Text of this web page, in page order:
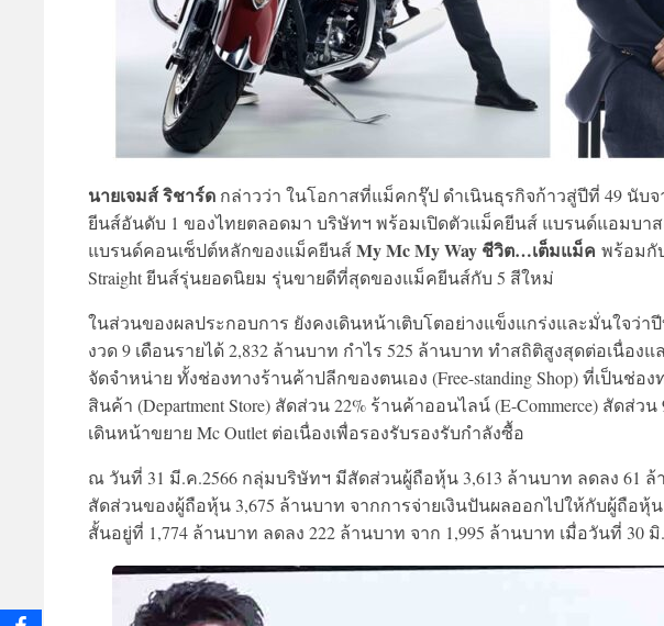
นายเจมส์ ริชาร์ด กล่าวว่า ในโอกาสที่แม็คกรุ๊ป ดำเนินธุรกิจก้าวสู่ปีที่ 49 นับจ
ยีนส์อันดับ 1 ของไทยตลอดมา บริษัทฯ พร้อมเปิดตัวแม็คยีนส์ แบรนด์แอมบาส
แบรนด์คอนเซ็ปต์หลักของแม็คยีนส์My Mc My Way ชีวิต…เต็มแม็ค พร้อมกั
Straight ยีนส์รุ่นยอดนิยม รุ่นขายดีที่สุดของแม็คยีนส์กับ 5 สีใหม่
ในส่วนของผลประกอบการ ยังคงเดินหน้าเติบโตอย่างแข็งแกร่งและมั่นใจว่า
งวด 9 เดือนรายได้ 2,832 ล้านบาท กำไร 525 ล้านบาท ทำสถิติสูงสุดต่อเนื่อ
จัดจำหน่าย ทั้งช่องทางร้านค้าปลีกของตนเอง (Free-standing Shop) ที่เป็นช่
สินค้า (Department Store) สัดส่วน 22% ร้านค้าออนไลน์ (E-Commerce) สัดส่
เดินหน้าขยาย Mc Outlet ต่อเนื่องเพื่อรองรับรองรับกำลังซื้อ
ณ วันที่ 31 มี.ค.2566 กลุ่มบริษัทฯ มีสัดส่วนผู้ถือหุ้น 3,613 ล้านบาท ลดลง 61 ล้
สัดส่วนของผู้ถือหุ้น 3,675 ล้านบาท จากการจ่ายเงินปันผลออกไปให้กับผู้ถือหุ้
สั้นอยู่ที่ 1,774 ล้านบาท ลดลง 222 ล้านบาท จาก 1,995 ล้านบาท เมื่อวันที่ 30